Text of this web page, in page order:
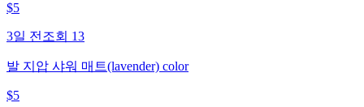
$5
3일 전 조회 13
발 지압 샤워 매트(lavender) color
$5